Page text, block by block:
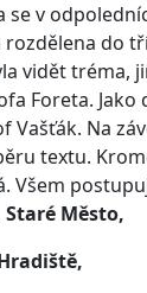
se v
rozdělena do
vidět tréma,
Foreta.
Vašťák. Na
textu.
Všem
Město,